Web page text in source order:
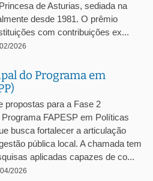
de Asturias, sediada na
desde 1981. O prêmio
com contribuições ex...
2026
do Programa em
propostas para a Fase 2
FAPESP em Políticas
busca fortalecer a articulação
pública local. A chamada tem
aplicadas capazes de co...
2026